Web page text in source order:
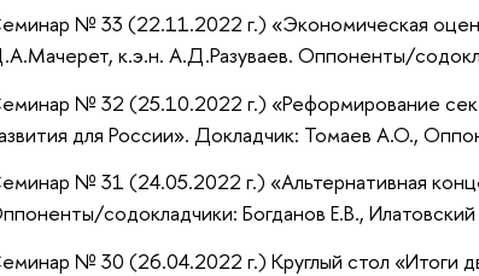
№ 33 (22.11.2022 г.) «Экономическая
к.э.н. А.Д.Разуваев. Оппоненты/
№ 32 (25.10.2022 г.) «Реформирование
для России». Докладчик: Томаев А.О.,
№ 31 (24.05.2022 г.) «Альтернативная
содокладчики: Богданов Е.В.,
№ 30 (26.04.2022 г.) Круглый стол «Итоги